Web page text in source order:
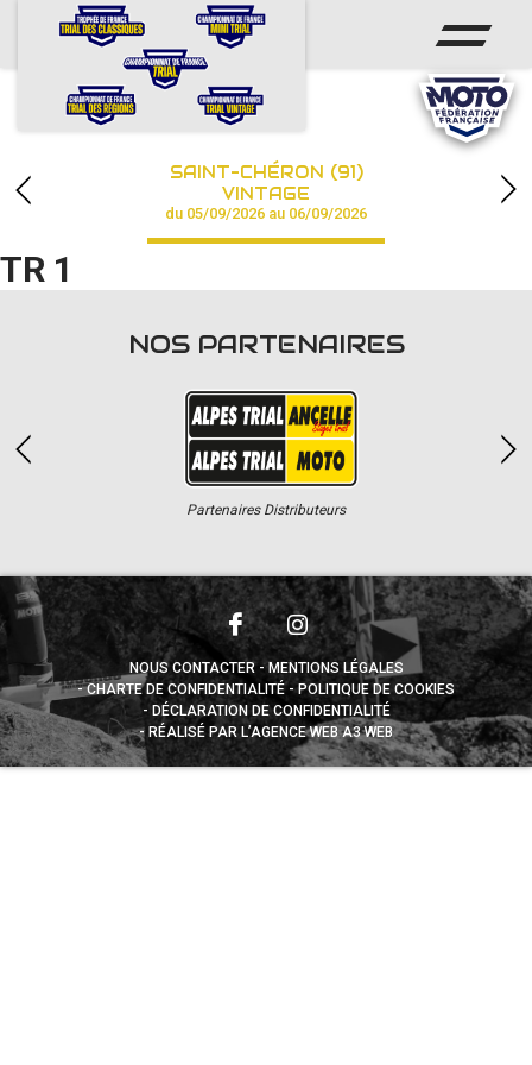
ACCUEIL
CALENDRIER
CHAMPIONNAT
RÉSULTATS
PHOTOS / VIDÉOS
PARTENAIRES
SAINT-CHÉRON (91)
VINTAGE
du 05/09/2026 au 06/09/2026
TR 1
NOS PARTENAIRES
Partenaires Distributeurs
NOUS CONTACTER
MENTIONS LÉGALES
CHARTE DE CONFIDENTIALITÉ
POLITIQUE DE COOKIES
DÉCLARATION DE CONFIDENTIALITÉ
RÉALISÉ PAR L’AGENCE WEB A3 WEB